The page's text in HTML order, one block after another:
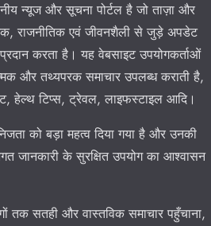
न्यूज और सूचना पोर्टल है जो ताज़ा और
राजनीतिक एवं जीवनशैली से जुड़े अपडेट
करता है। यह वेबसाइट उपयोगकर्ताओं
और तथ्यपरक समाचार उपलब्ध कराती है,
हेल्थ टिप्स, ट्रेवल, लाइफस्टाइल आदि।
को बड़ा महत्व दिया गया है और उनकी
जानकारी के सुरक्षित उपयोग का आश्वासन
तक सतही और वास्तविक समाचार पहुँचाना,